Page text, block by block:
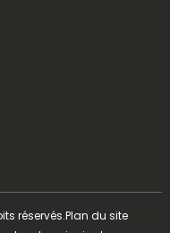
réservés.Plan du site